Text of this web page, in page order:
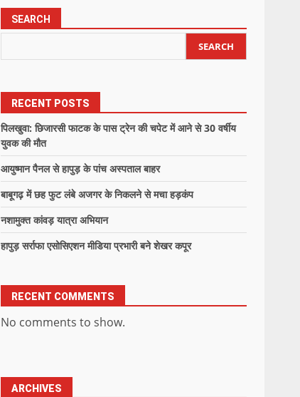
SEARCH
SEARCH
RECENT POSTS
पिलखुवा: छिजारसी फाटक के पास ट्रेन की चपेट में आने से 30 वर्षीय
युवक की मौत
आयुष्मान पैनल से हापुड़ के पांच अस्पताल बाहर
बाबूगढ़ में छह फुट लंबे अजगर के निकलने से मचा हड़कंप
नशामुक्त कांवड़ यात्रा अभियान
हापुड़ सर्राफा एसोसिएशन मीडिया प्रभारी बने शेखर कपूर
RECENT COMMENTS
No comments to show.
ARCHIVES